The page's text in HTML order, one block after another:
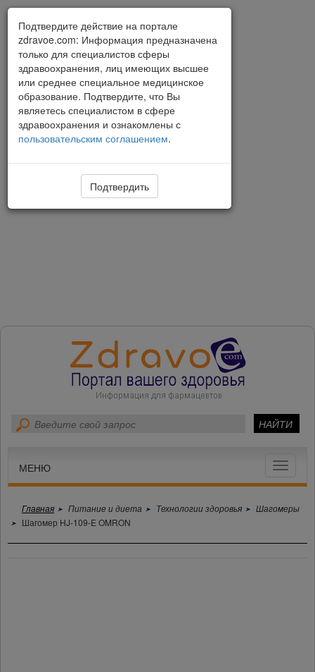
Toggle
МЕНЮ
Главная Питание и диета Технологии здоровья
Шагомеры
Шагомер HJ-109-E OMRON
Подтвердите действие на портале
zdravoe.com: Информация предназначена
только для специалистов сферы
здравоохранения, лиц имеющих высшее
или среднее специальное медицинское
образование. Подтвердите, что Вы
являетесь специалистом в сфере
здравоохранения и ознакомлены с
пользовательским соглашением.
Подтвердить